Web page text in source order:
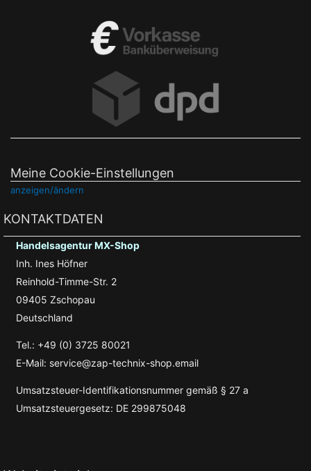
Meine Cookie-Einstellungen
anzeigen/ändern
KONTAKTDATEN
Handelsagentur MX-Shop
Inh. Ines Höfner
Reinhold-Timme-Str. 2
09405 Zschopau
Deutschland
Tel.: +49 (0) 3725 80021
E-Mail: service@zap-technix-shop.email
Umsatzsteuer-Identifikationsnummer gemäß § 27 a
Umsatzsteuergesetz: DE 299875048